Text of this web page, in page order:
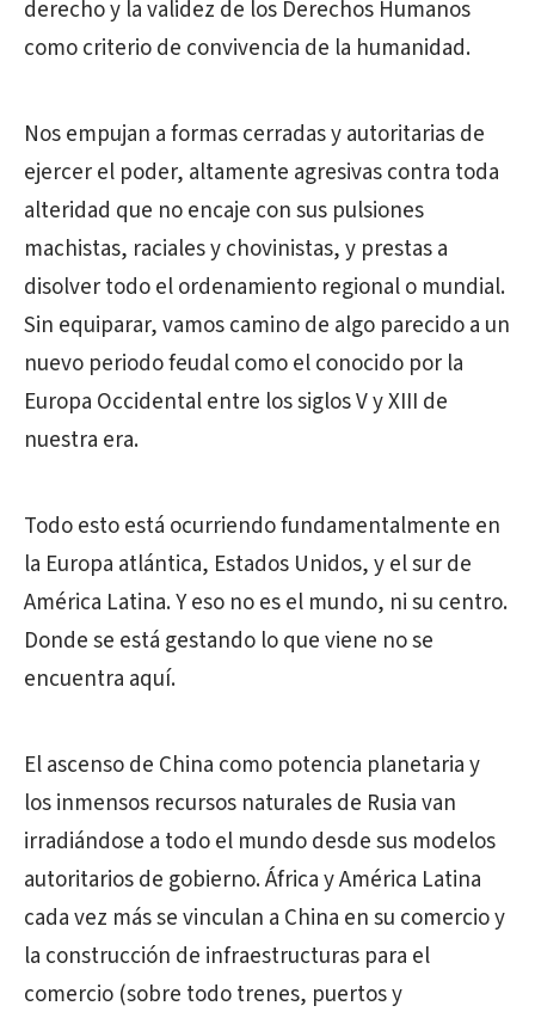
derecho y la validez de los Derechos Humanos
como criterio de convivencia de la humanidad.
Nos empujan a formas cerradas y autoritarias de
ejercer el poder, altamente agresivas contra toda
alteridad que no encaje con sus pulsiones
machistas, raciales y chovinistas, y prestas a
disolver todo el ordenamiento regional o mundial.
Sin equiparar, vamos camino de algo parecido a un
nuevo periodo feudal como el conocido por la
Europa Occidental entre los siglos V y XIII de
nuestra era.
Todo esto está ocurriendo fundamentalmente en
la Europa atlántica, Estados Unidos, y el sur de
América Latina. Y eso no es el mundo, ni su centro.
Donde se está gestando lo que viene no se
encuentra aquí.
El ascenso de China como potencia planetaria y
los inmensos recursos naturales de Rusia van
irradiándose a todo el mundo desde sus modelos
autoritarios de gobierno. África y América Latina
cada vez más se vinculan a China en su comercio y
la construcción de infraestructuras para el
comercio (sobre todo trenes, puertos y